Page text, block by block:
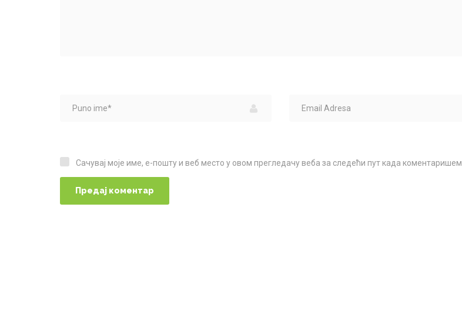
Сачувај моје име, е-пошту и веб место у овом прегледачу веба за следећи пут када коментаришем.
Сачувај моје име, е-пошту и веб место у овом прегледачу веба за следећи пут када коментаришем.